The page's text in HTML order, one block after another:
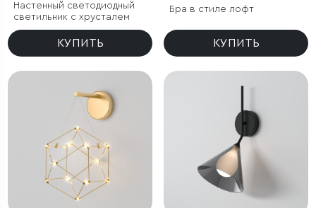
Настенный светодиодный
светильник с хрусталем
КУПИТЬ
Бра в стиле лофт
КУПИТЬ